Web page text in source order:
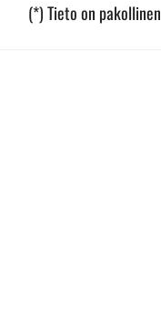
(*) Tieto on pakollinen